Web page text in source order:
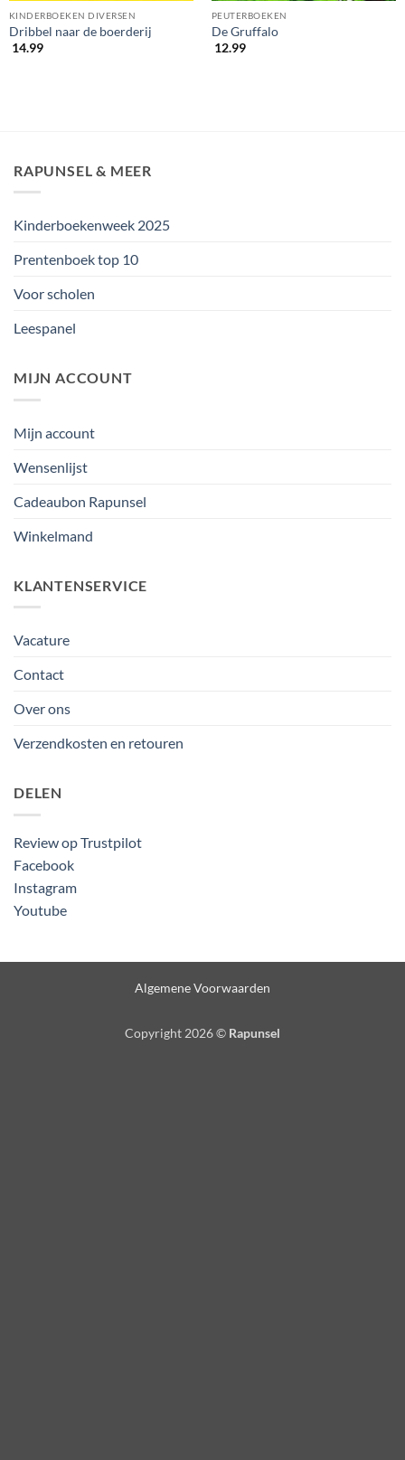
KINDERBOEKEN DIVERSEN
Dribbel naar de boerderij
14.99
PEUTERBOEKEN
De Gruffalo
12.99
RAPUNSEL & MEER
Kinderboekenweek 2025
Prentenboek top 10
Voor scholen
Leespanel
MIJN ACCOUNT
Mijn account
Wensenlijst
Cadeaubon Rapunsel
Winkelmand
KLANTENSERVICE
Vacature
Contact
Over ons
Verzendkosten en retouren
DELEN
Review op Trustpilot
Facebook
Instagram
Youtube
Algemene Voorwaarden
Copyright 2026 © Rapunsel